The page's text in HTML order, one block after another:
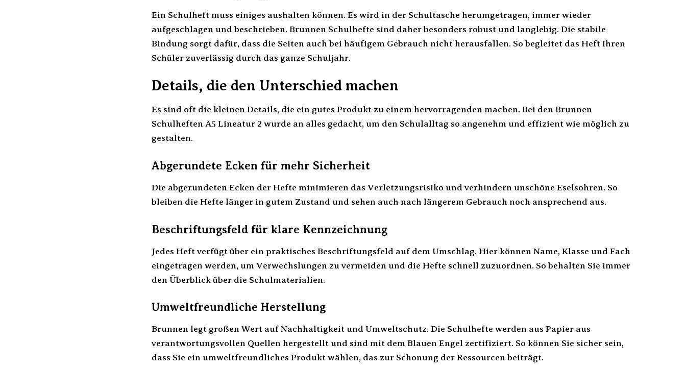
Ein Schulheft muss einiges aushalten können. Es wird in der Schultasche herumgetragen, immer wieder
aufgeschlagen und beschrieben. Brunnen Schulhefte sind daher besonders robust und langlebig. Die stabile
Bindung sorgt dafür, dass die Seiten auch bei häufigem Gebrauch nicht herausfallen. So begleitet das Heft Ihren
Schüler zuverlässig durch das ganze Schuljahr.
Details, die den Unterschied machen
Es sind oft die kleinen Details, die ein gutes Produkt zu einem hervorragenden machen. Bei den Brunnen
Schulheften A5 Lineatur 2 wurde an alles gedacht, um den Schulalltag so angenehm und effizient wie möglich zu
gestalten.
Abgerundete Ecken für mehr Sicherheit
Die abgerundeten Ecken der Hefte minimieren das Verletzungsrisiko und verhindern unschöne Eselsohren. So
bleiben die Hefte länger in gutem Zustand und sehen auch nach längerem Gebrauch noch ansprechend aus.
Beschriftungsfeld für klare Kennzeichnung
Jedes Heft verfügt über ein praktisches Beschriftungsfeld auf dem Umschlag. Hier können Name, Klasse und Fach
eingetragen werden, um Verwechslungen zu vermeiden und die Hefte schnell zuzuordnen. So behalten Sie immer
den Überblick über die Schulmaterialien.
Umweltfreundliche Herstellung
Brunnen legt großen Wert auf Nachhaltigkeit und Umweltschutz. Die Schulhefte werden aus Papier aus
verantwortungsvollen Quellen hergestellt und sind mit dem Blauen Engel zertifiziert. So können Sie sicher sein,
dass Sie ein umweltfreundliches Produkt wählen, das zur Schonung der Ressourcen beiträgt.